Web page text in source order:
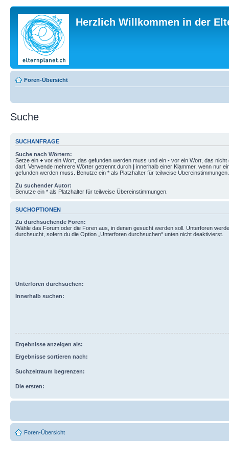
Herzlich Willkommen in der
Foren-Übersicht
Suche
SUCHANFRAGE
Suche nach Wörtern:
Setze ein + vor ein Wort, das gefunden werden muss und ein - vor ein Wort, das nicht
darf. Verwende mehrere Wörter getrennt durch | innerhalb einer Klammer, wenn nur
gefunden werden muss. Benutze ein * als Platzhalter für teilweise Übereinstimmungen.
Zu suchender Autor:
Benutze ein * als Platzhalter für teilweise Übereinstimmungen.
SUCHOPTIONEN
Zu durchsuchende Foren:
Wähle das Forum oder die Foren aus, in denen gesucht werden soll. Unterforen
durchsucht, sofern du die Option „Unterforen durchsuchen“ unten nicht deaktivierst.
Unterforen durchsuchen:
Innerhalb suchen:
Ergebnisse anzeigen als:
Ergebnisse sortieren nach:
Suchzeitraum begrenzen:
Die ersten:
Foren-Übersicht